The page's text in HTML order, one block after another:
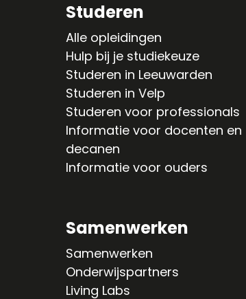
Studeren
Alle opleidingen
Hulp bij je studiekeuze
Studeren in Leeuwarden
Studeren in Velp
Studeren voor professionals
Informatie voor docenten en
decanen
Informatie voor ouders
Samenwerken
Samenwerken
Onderwijspartners
Living Labs